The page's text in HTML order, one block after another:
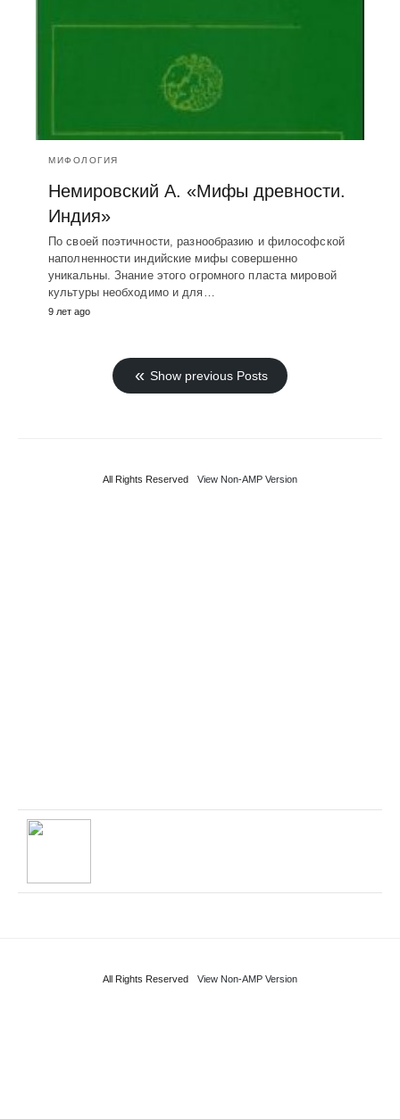
All Rights Reserved View Non-AMP Version